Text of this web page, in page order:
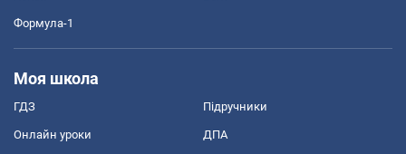
Формула-1
Моя школа
ГДЗ Підручники
Онлайн уроки ДПА